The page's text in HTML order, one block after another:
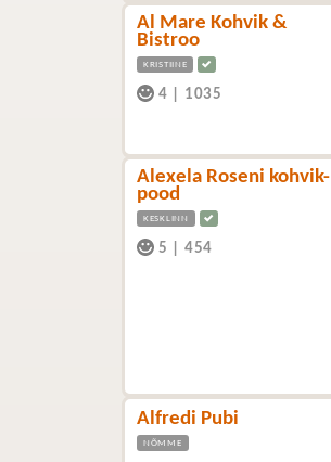
Al Mare Kohvik &
Bistroo
KRISTIINE
4 1035
Alexela Roseni kohvik-
pood
KESKLINN
5 454
Alfredi Pubi
NÕMME